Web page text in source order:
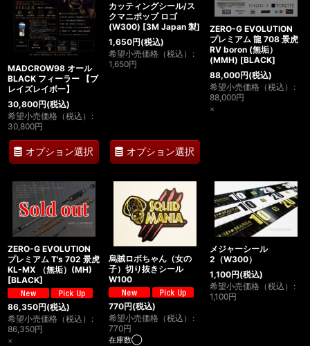
MADCROW98 オール
BLACK フィーラー 【ブ
レイズレイボー】
30,800円(税込)
希望小売価格（税込） :
30,800円
オプション選択
カッティングシール/ス
クマニポップ ロゴ
(W300) [3M Japan 製]
1,650円(税込)
希望小売価格（税込） :
1,650円
オプション選択
ZERO-G EVOLUTION
プレミアム 龍 708 景虎
RV boron (無垢）
(MMH) [BLACK]
88,000円(税込)
希望小売価格（税込） :
88,000円
×
ZERO-G EVOLUTION
プレミアム T's 702 景虎
KL-MX （無垢）(MH)
[BLACK]
86,350円(税込)
希望小売価格（税込） :
86,350円
×
烏賊ロボちゃん（女の
子）切り抜きシール
W100
770円(税込)
希望小売価格（税込） :
770円
在庫数◯
メジャーシール
2（W300）
1,100円(税込)
希望小売価格（税込） :
1,100円